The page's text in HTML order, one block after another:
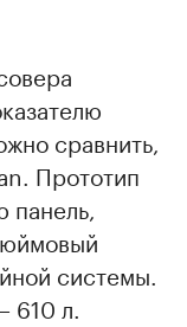
сравнить,
Прототип
панель,
системы.
610 л.